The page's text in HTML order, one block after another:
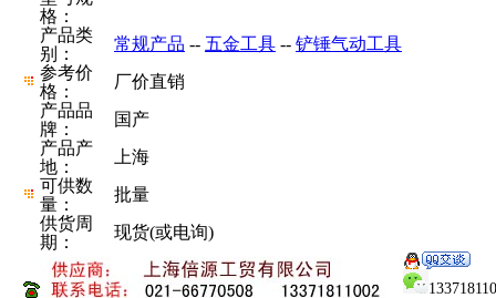
格：
产品类
别：
常规产品 -- 五金工具 -- 铲锤气动工具
参考价
格：
厂价直销
产品品
牌：
国产
产品产
地：
上海
可供数
量：
批量
供货周
期：
现货(或电询)